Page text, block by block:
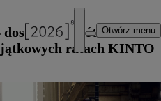
Otwórz menu
dostępna z krótkim
ratach KINTO